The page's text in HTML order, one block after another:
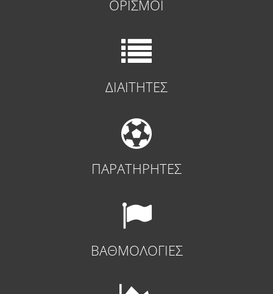
ΟΡΙΣΜΟΙ
ΔΙΑΙΤΗΤΕΣ
ΠΑΡΑΤΗΡΗΤΕΣ
ΒΑΘΜΟΛΟΓΙΕΣ